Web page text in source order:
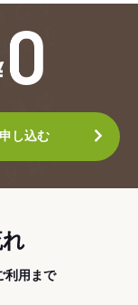
し込む
利用まで